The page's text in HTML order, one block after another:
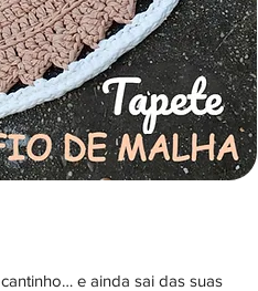
e ainda sai das suas